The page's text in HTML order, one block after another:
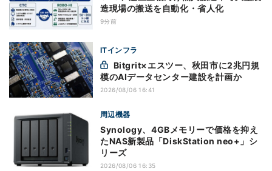
造現場の搬送を自動化・省人化
9分前
ITインフラ
模のAIデータセンター建設を計画か
2026/08/06 16:41
周辺機器
Synology、4GBメモリーで価格を抑え
たNAS新製品「DiskStation neo+」シ
リーズ
2026/08/06 16:35